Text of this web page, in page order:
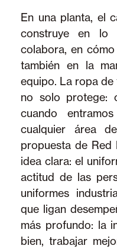
En una planta, el
construye en lo
colabora, en
también en la
equipo. La ropa
no solo protege:
cuando
cualquier área de
propuesta de
idea clara: el
actitud de las
uniformes
que ligan
más profundo: la
bien, trabajar